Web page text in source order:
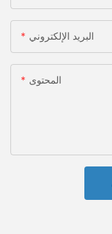
البريد الإلكتروني
المحتوى